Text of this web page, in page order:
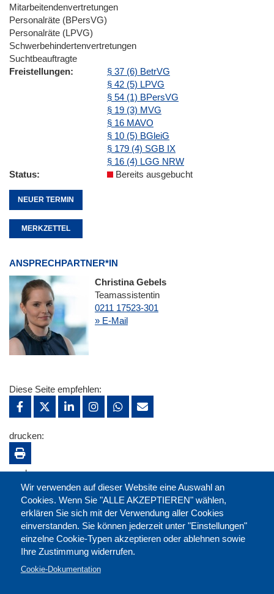
Mitarbeitendenvertretungen
Personalräte (BPersVG)
Personalräte (LPVG)
Schwerbehindertenvertretungen
Suchtbeauftragte
Freistellungen
§ 37 (6) BetrVG
§ 42 (5) LPVG
§ 54 (1) BPersVG
§ 19 (3) MVG
§ 16 MAVO
§ 10 (5) BGleiG
§ 179 (4) SGB IX
§ 16 (4) LGG NRW
Status
Bereits ausgebucht
NEUER TERMIN
MERKZETTEL
ANSPRECHPARTNER*IN
Christina Gebels
Teamassistentin
0211 17523-301
» E-Mail
Wir verwenden auf dieser Website eine Auswahl an
Cookies. Wenn Sie "ALLE AKZEPTIEREN" wählen,
erklären Sie sich mit der Verwendung aller Cookies
einverstanden. Sie können jederzeit unter "Einstellungen"
einzelne Cookie-Typen akzeptieren oder ablehnen sowie
Ihre Zustimmung widerrufen.
Cookie-Dokumentation
Diese Seite empfehlen:
drucken:
merken: